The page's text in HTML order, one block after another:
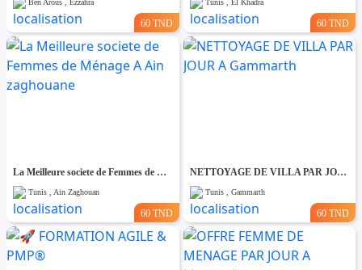
Ben Arous , Ezzahra
60 TND
Tunis , El Khadra
60 TND
La Meilleure societe de Femmes de Ménage A Ain zaghouane
Tunis , Ain Zaghouan
60 TND
NETTOYAGE DE VILLA PAR JOUR A Gammarth
Tunis , Gammarth
60 TND